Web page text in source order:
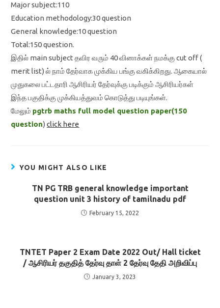
Major subject:110
Education methodology:30 question
General knowledge:10 question
Total:150 question.
இதில் main subject தவிர வரும் 40 வினாக்கள் நமக்கு cut off (
merit list) ல் நாம் தேர்வாக முக்கிய பங்கு வகிக்கிறது. ஆகையால்
முதுகலை பட்டதாரி ஆசிரியர் தேர்வுக்கு படிக்கும் ஆசிரியர்கள்
இந்த பகுதிக்கு முக்கியத்துவம் கொடுத்து படியுங்கள்.
மேலும் pgtrb maths full model question paper(150
question)click here
YOU MIGHT ALSO LIKE
TN PG TRB general knowledge important
question unit 3 history of tamilnadu pdf
February 15, 2022
TNTET Paper 2 Exam Date 2022 Out/ Hall ticket
/ ஆசிரியர் தகுதித் தேர்வு தாள் 2 தேர்வு தேதி அறிவிப்பு
January 3, 2023